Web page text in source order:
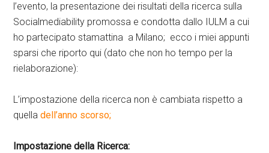
l’evento, la presentazione dei risultati della ricerca sulla
Socialmediability promossa e condotta dallo IULM a cui
ho partecipato stamattina a Milano; ecco i miei appunti
sparsi che riporto qui (dato che non ho tempo per la
rielaborazione):
L’impostazione della ricerca non è cambiata rispetto a
quelladell’anno scorso;
Impostazione della Ricerca: